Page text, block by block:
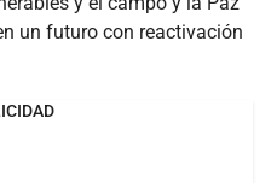
un futuro con reactivación